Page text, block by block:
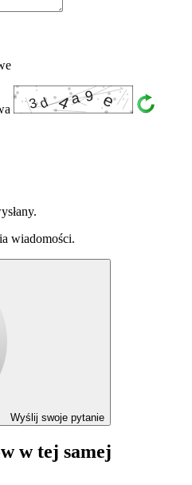
wiadomości.
Wyślij swoje pytanie
w tej samej